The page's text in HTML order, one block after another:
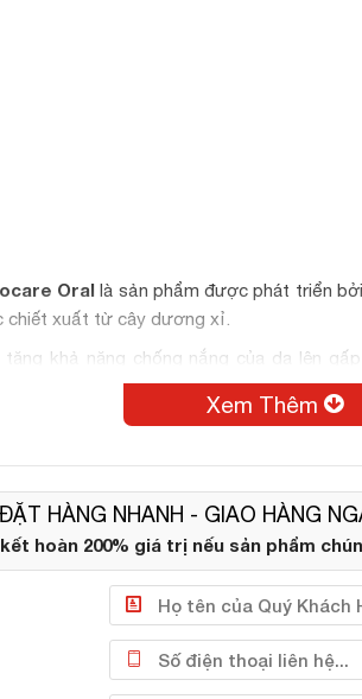
Orallà sản phẩm được phát triển
chiết xuất từ cây dương xỉ.
khả năng chống nắng của da lên
Đồng thời, cơ chế hoạt động của viên
ngăn không cho quá trình lão hóa diễn
Xem Thêm
ĐẶT HÀNG NHANH - GIAO HÀNG
hoàn 200% giá trị nếu sản phẩm